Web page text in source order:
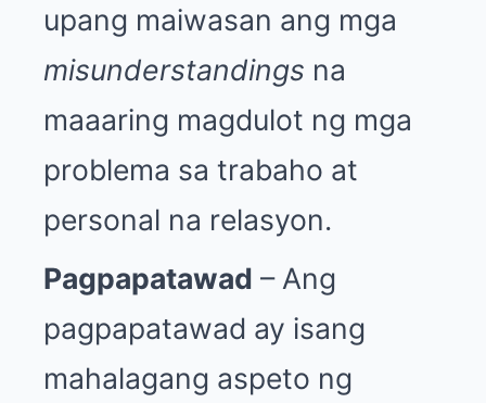
upang maiwasan ang mga
misunderstandings na
maaaring magdulot ng mga
problema sa trabaho at
personal na relasyon.
Pagpapatawad – Ang
pagpapatawad ay isang
mahalagang aspeto ng